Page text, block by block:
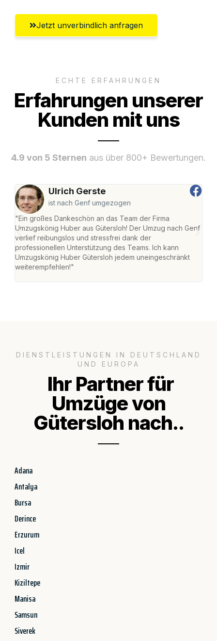
Jetzt unverbindlich anfragen
ECHTE ERFAHRUNGEN
Erfahrungen unserer
Kunden mit uns
4.9 von 5 Sternen aus über 800+ Bewertungen.
Ulrich Gerste
ist nach Genf umgezogen
"Ein großes Dankeschön an das Team der Firma
Umzugskönig Huber aus Gütersloh! Der Umzug nach Genf
verlief reibungslos und stressfrei dank der
professionellen Unterstützung des Teams. Ich kann
Umzugskönig Huber Gütersloh jedem uneingeschränkt
weiterempfehlen!"
DIENSTLEISTUNGEN IN DEUTSCHLAND
UND EUROPA
Ihr Partner für
Umzüge von
Gütersloh nach..
Adana
Antalya
Bursa
Derince
Erzurum
Icel
Izmir
Kiziltepe
Manisa
Samsun
Siverek